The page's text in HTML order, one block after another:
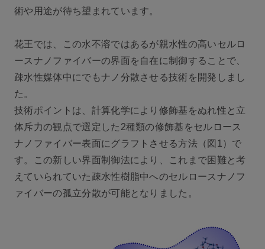
術や用途が待ち望まれています。
花王では、この水不溶ではあるが親水性の高いセルロ
ースナノファイバーの界面を自在に制御することで、
疎水性媒体中にでもナノ分散させる技術を開発しまし
た。
技術ポイントは、計算化学により修飾基をぬれ性と立
体斥力の観点で選定した2種類の修飾基をセルロース
ナノファイバー表面にグラフトさせる方法（図1）で
す。この新しい界面制御法により、これまで困難と考
えていられていた疎水性樹脂中へのセルロースナノフ
ァイバーの孤立分散が可能となりました。